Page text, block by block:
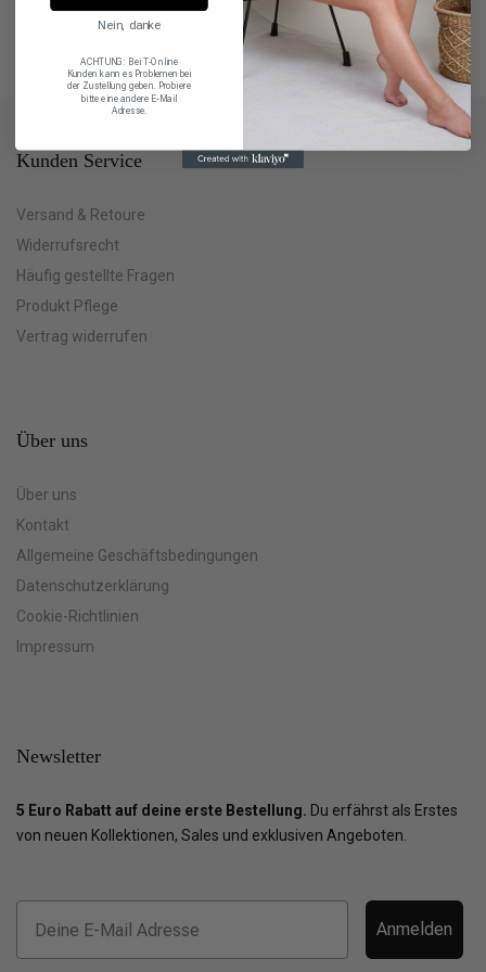
Kunden Service
Versand & Retoure
Widerrufsrecht
Häufig gestellte Fragen
Produkt Pflege
Vertrag widerrufen
Über uns
Über uns
Kontakt
Allgemeine Geschäftsbedingungen
Datenschutzerklärung
Cookie-Richtlinien
Impressum
Newsletter
5 Euro Rabatt auf deine erste Bestellung. Du erfährst als Erstes
von neuen Kollektionen, Sales und exklusiven Angeboten.
Anmelden
Nein, danke
ACHTUNG: Bei T-Online
Kunden kann es Problemen bei
der Zustellung geben. Probiere
bitte eine andere E-Mail
Adresse.